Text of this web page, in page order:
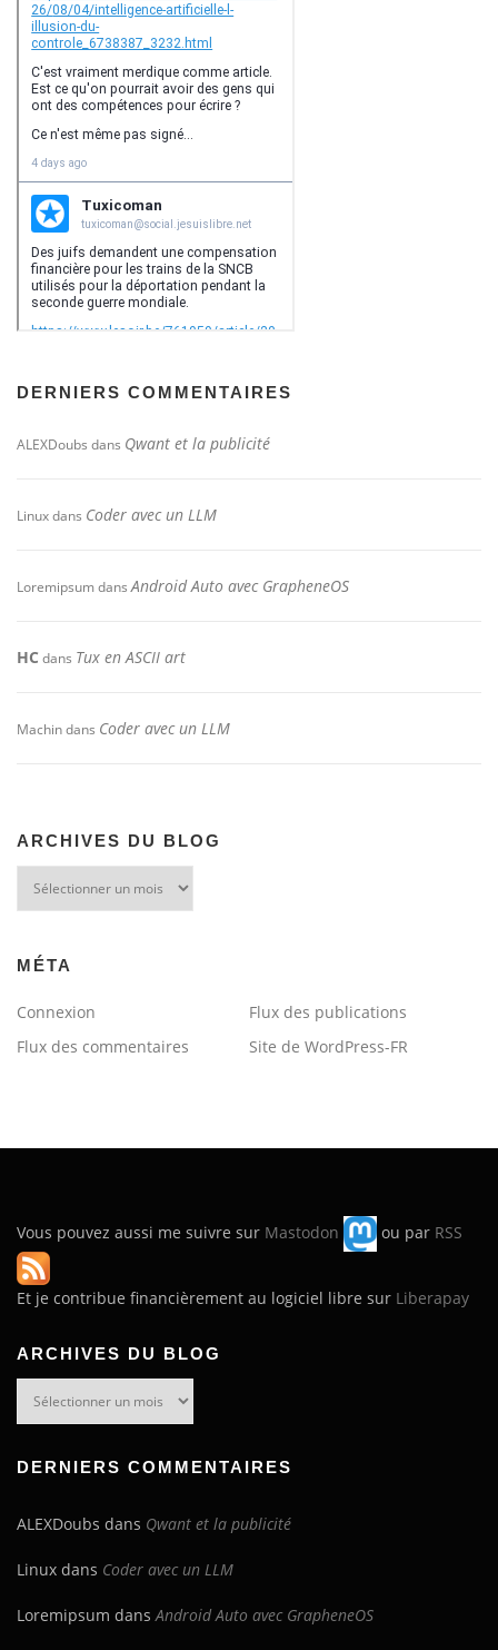
DERNIERS COMMENTAIRES
ALEXDoubs dans Qwant et la publicité
Linuxdans Coder avec un LLM
LoremipsumdansAndroid Auto avec GrapheneOS
HC dans Tux en ASCII art
Machindans Coder avec un LLM
ARCHIVES DU BLOG
MÉTA
Connexion
Flux des publications
Flux des commentaires
Site de WordPress-FR
Vous pouvez aussi me suivre sur Mastodon ou par RSS
Et je contribue financièrement au logiciel libre sur Liberapay
ARCHIVES DU BLOG
DERNIERS COMMENTAIRES
ALEXDoubs dans Qwant et la publicité
Linux dans Coder avec un LLM
Loremipsum dansAndroid Auto avec GrapheneOS